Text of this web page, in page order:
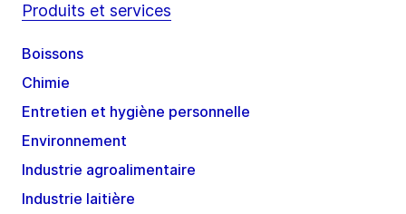
Produits et services
Boissons
Chimie
Entretien et hygiène personnelle
Environnement
Industrie agroalimentaire
Industrie laitière